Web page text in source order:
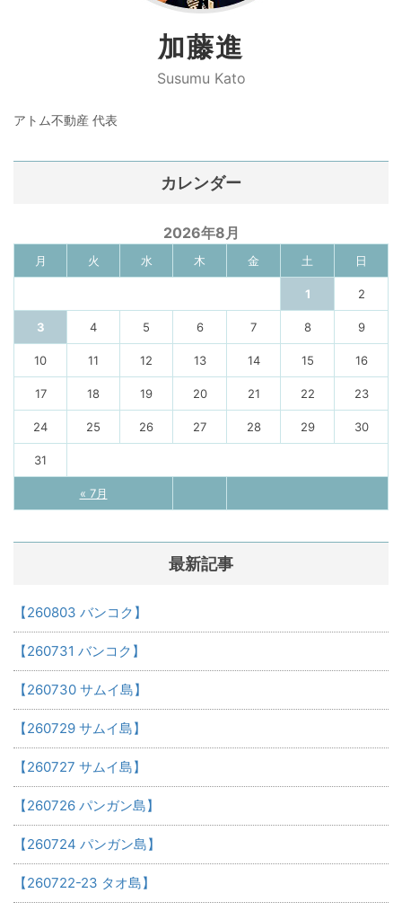
加藤進
Susumu Kato
アトム不動産 代表
カレンダー
2026年8月
月 火 水 木 金 土 日
« 7月
1 2
3 4 5 6 7 8 9
10 11 12 13 14 15 16
17 18 19 20 21 22 23
24 25 26 27 28 29 30
31
最新記事
【260803 バンコク】
【260731 バンコク】
【260730 サムイ島】
【260729 サムイ島】
【260727 サムイ島】
【260726 パンガン島】
【260724 パンガン島】
【260722-23 タオ島】